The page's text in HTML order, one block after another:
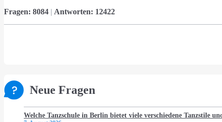
Fragen: 8084 | Antworten: 12422
Neue Fragen
Welche Tanzschule in Berlin bietet viele verschiedene Tanzstile